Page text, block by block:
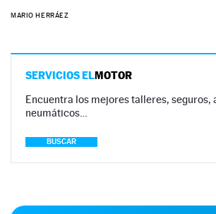
MARIO HERRÁEZ
SERVICIOS ELMOTOR
Encuentra los mejores talleres, seguros,
neumáticos…
BUSCAR